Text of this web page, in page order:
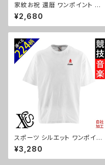
家紋お祝 還暦 ワンポイント 刺
繍 オリジナル5.6oz オリジナル
半袖 Tシャツ メンズ ロゴ おし
ゃれ tシャツ 無地 カットソー 和
ンド 父の日 グッズ 柄 丸に 五瓜
桔梗 巴 藤 羽 菱 唐花 木瓜 蔦
桐 織田信長 ori-am-tst2-g0
7-s
¥2,680
スポーツ シルエット ワンポイン
ト 刺繍 5.6オンス ビッグシルエ
ット 半袖 Tシャツ メンズ グッズ
白 ホワイト カットソー 黒 ブラッ
¥3,280